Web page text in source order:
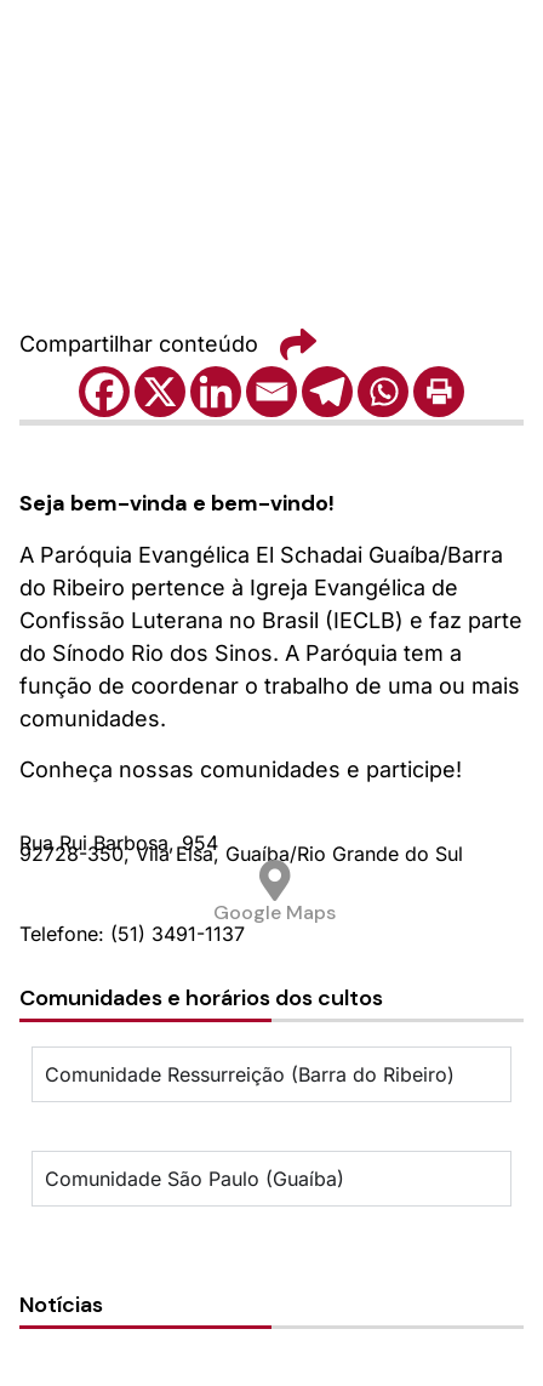
Compartilhar conteúdo
Seja bem-vinda e bem-vindo!
A Paróquia Evangélica El Schadai Guaíba/Barra
do Ribeiro pertence à Igreja Evangélica de
Confissão Luterana no Brasil (IECLB) e faz parte
do Sínodo Rio dos Sinos. A Paróquia tem a
função de coordenar o trabalho de uma ou mais
comunidades.
Conheça nossas comunidades e participe!
Rua Rui Barbosa, 954
92728-350, Vila Elsa, Guaíba/Rio Grande do Sul
Google Maps
Telefone: (51) 3491-1137
Comunidades e horários dos cultos
Comunidade Ressurreição (Barra do Ribeiro)
Comunidade São Paulo (Guaíba)
Notícias